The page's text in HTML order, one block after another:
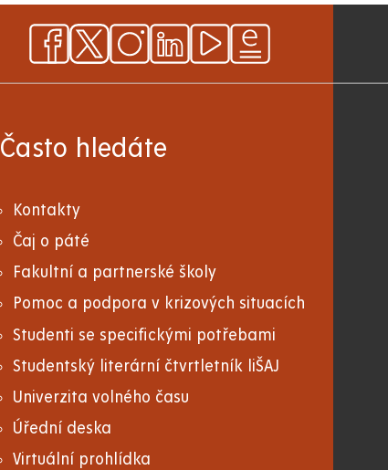
Často hledáte
Kontakty
Čaj o páté
Fakultní a partnerské školy
Pomoc a podpora v krizových situacích
Studenti se specifickými potřebami
Studentský literární čtvrtletník liŠAJ
Univerzita volného času
Úřední deska
Virtuální prohlídka